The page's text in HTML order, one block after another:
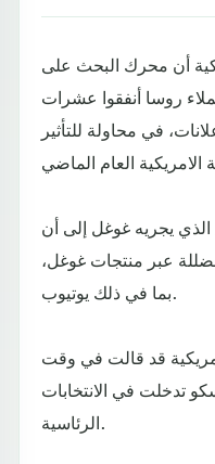
أن محرك البحث على
روسا أنفقوا عشرات
في محاولة للتأثير
يجريه غوغل إلى أن
عبر منتجات غوغل،
بما في ذلك يوتيوب.
قد قالت في وقت
تدخلت في الانتخابات
الرئاسية.